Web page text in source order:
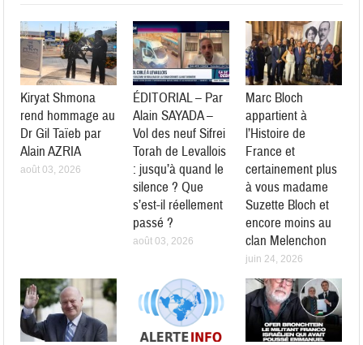
Kiryat Shmona
rend hommage au
Dr Gil Taïeb par
Alain AZRIA
août 03, 2026
ÉDITORIAL – Par
Alain SAYADA –
Vol des neuf Sifrei
Torah de Levallois
: jusqu’à quand le
silence ? Que
s’est-il réellement
passé ?
août 03, 2026
Marc Bloch
appartient à
l’Histoire de
France et
certainement plus
à vous madame
Suzette Bloch et
encore moins au
clan Melenchon
juin 24, 2026